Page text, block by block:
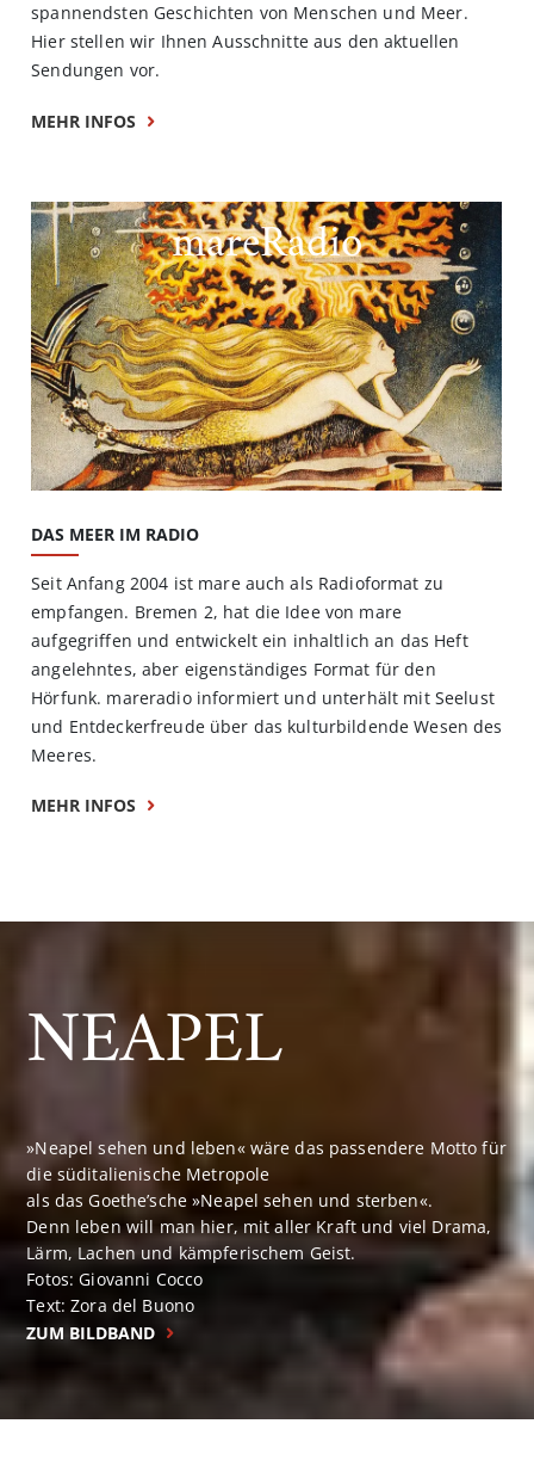
spannendsten Geschichten von Menschen und Meer.
Hier stellen wir Ihnen Ausschnitte aus den aktuellen
Sendungen vor.
MEHR INFOS
mareRadio
DAS MEER IM RADIO
Seit Anfang 2004 ist mare auch als Radioformat zu
empfangen. Bremen 2, hat die Idee von mare
aufgegriffen und entwickelt ein inhaltlich an das Heft
angelehntes, aber eigenständiges Format für den
Hörfunk. mareradio informiert und unterhält mit Seelust
und Entdeckerfreude über das kulturbildende Wesen des
Meeres.
MEHR INFOS
NEAPEL
»Neapel sehen und leben« wäre das passendere Motto für
die süditalienische Metropole
als das Goethe’sche »Neapel sehen und sterben«.
Denn leben will man hier, mit aller Kraft und viel Drama,
Lärm, Lachen und kämpferischem Geist.
Fotos: Giovanni Cocco
Text: Zora del Buono
ZUM BILDBAND